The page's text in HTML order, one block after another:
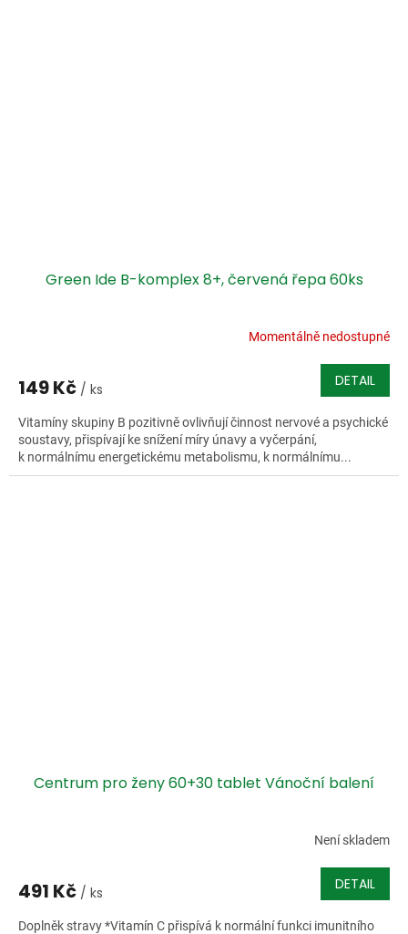
Green Ide B-komplex 8+, červená řepa 60ks
Momentálně nedostupné
149 Kč / ks DETAIL
Vitamíny skupiny B pozitivně ovlivňují činnost nervové a psychické
soustavy, přispívají ke snížení míry únavy a vyčerpání,
k normálnímu energetickému metabolismu, k normálnímu...
Centrum pro ženy 60+30 tablet Vánoční balení
Není skladem
491 Kč / ks DETAIL
Doplněk stravy *Vitamín C přispívá k normální funkci imunitního